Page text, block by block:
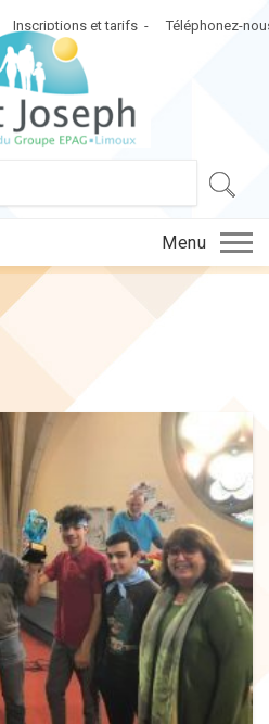
Inscriptions et tarifs Téléphonez-
Menu